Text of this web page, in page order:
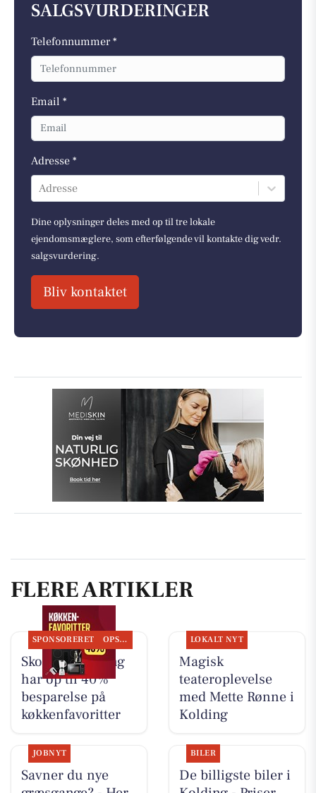
SALGSVURDERINGER
Telefonnummer *
Email *
Adresse *
Adresse
Dine oplysninger deles med op til tre lokale
ejendomsmæglere, som efterfølgende vil kontakte dig vedr.
salgsvurdering.
Bliv kontaktet
FLERE ARTIKLER
SPONSORERET OPSLAGSTAVLEN
Skousen Kolding
har op til 40%
besparelse på
køkkenfavoritter
LOKALT NYT
Magisk
teateroplevelse
med Mette Rønne i
Kolding
JOBNYT
Savner du nye
BILER
De billigste biler i